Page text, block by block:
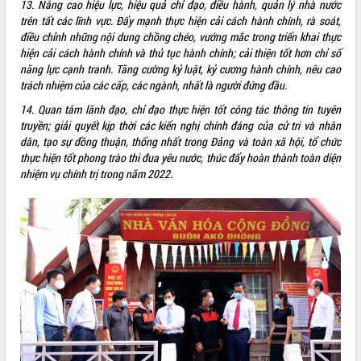
Hội thảo khoa học “Giải pháp thúc đẩy
phát triển nền kinh tế xanh tại tỉnh
Đắk Lắk”
Tăng cường giám sát, đôn đốc thực
hiện nhiệm vụ quản lý tài sản công
Tháo gỡ những vướng mắc, đẩy mạnh
công tác cải cách thủ tục hành chính
tại Trung tâm Phục vụ hành chính
công tỉnh
thi Sáng tạo Kỹ thuật 2024 - 2025
Đắk Lắk rà soát, điều chỉnh Đề án 190
về phát triển nuôi trồng thủy sản
Phó Chủ tịch UBND tỉnh Đắk Lắk
Trương Công Thái kiểm tra thực địa
Dự án cao tốc Khánh Hòa - Buôn Ma
Thuột
Định vị cà phê Việt Nam như một “di
sản sống” trong dòng chảy toàn cầu
13. Nâng cao hiệu lực, hiệu quả chỉ đạo, điều hành, quản lý nhà nước
trên tất các lĩnh vực. Đẩy mạnh thực hiện cải cách hành chính, rà soát,
điều chỉnh những nội dung chồng chéo, vướng mắc trong triển khai thực
hiện cải cách hành chính và thủ tục hành chính; cải thiện tốt hơn chỉ số
năng lực cạnh tranh. Tăng cường kỷ luật, kỷ cương hành chính, nêu cao
trách nhiệm của các cấp, các ngành, nhất là người đứng đầu.
14. Quan tâm lãnh đạo, chỉ đạo thực hiện tốt công tác thông tin tuyên
truyền; giải quyết kịp thời các kiến nghị chính đáng của cử tri và nhân
dân, tạo sự đồng thuận, thống nhất trong Đảng và toàn xã hội, tổ chức
thực hiện tốt phong trào thi đua yêu nước, thúc đẩy hoàn thành toàn diện
nhiệm vụ chính trị trong năm 2022.